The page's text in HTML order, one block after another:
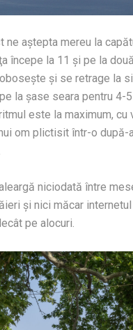
ne aştepta mereu la
începe la 11 şi pe la
şi se retrage la
la şase seara pentru 4-
este la maximum, cu
om plictisit într-o după-
niciodată între
şi nici măcar
pe alocuri.